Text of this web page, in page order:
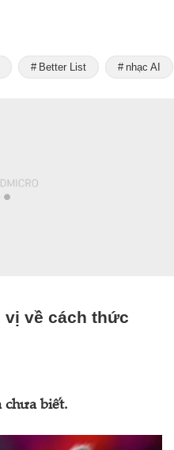
Better List nhạc AI
vị về cách thức
chưa biết.